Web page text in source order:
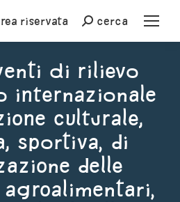
riservata Cercacerca
di rilievo
internazionale
culturale,
sportiva, di
delle